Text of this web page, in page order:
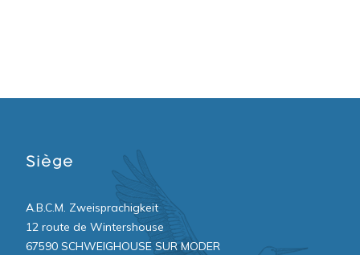
Siège
A.B.C.M. Zweisprachigkeit
12 route de Wintershouse
67590 SCHWEIGHOUSE SUR MODER